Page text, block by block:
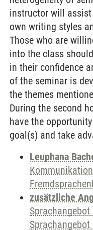
instructor will
own writing styles
Those who are
into the class
in their confidence
of the seminar is
the themes
During the second
have the
goal(s) and take
Leuphana
zusätzliche